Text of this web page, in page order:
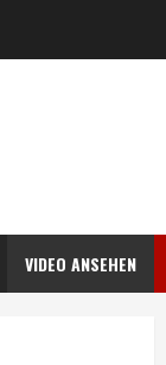
VIDEO ANSEHEN